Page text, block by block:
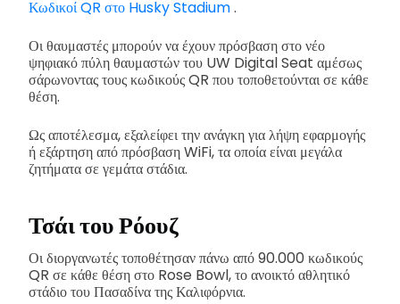
Κωδικοί QR στο Husky Stadium.
Οι θαυμαστές μπορούν να έχουν πρόσβαση στο νέο
ψηφιακό πύλη θαυμαστών του UW Digital Seat αμέσως
σάρωνοντας τους κωδικούς QR που τοποθετούνται σε κάθε
θέση.
Ως αποτέλεσμα, εξαλείφει την ανάγκη για λήψη εφαρμογής
ή εξάρτηση από πρόσβαση WiFi, τα οποία είναι μεγάλα
ζητήματα σε γεμάτα στάδια.
Τσάι του Ρόουζ
Οι διοργανωτές τοποθέτησαν πάνω από 90.000 κωδικούς
QR σε κάθε θέση στο Rose Bowl, το ανοικτό αθλητικό
στάδιο του Πασαδίνα της Καλιφόρνια.